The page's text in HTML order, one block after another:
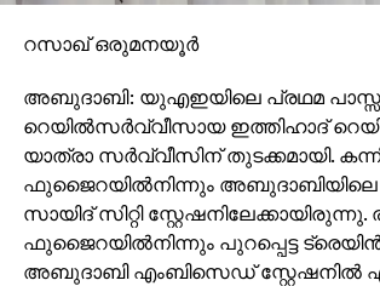
റസാഖ് ഒരുമനയൂര്‍
അബുദാബി: യുഎഇയിലെ പ്രഥമ
റെയില്‍സര്‍വ്വീസായ ഇത്തിഹാദ്
യാത്രാ സര്‍വ്വീസിന് തുടക്കമായി.
ഫുജൈറയില്‍നിന്നും അബുദാബിയിലെ
സായിദ് സിറ്റി സ്റ്റേഷനിലേക്കായിരുന്നു.
ഫുജൈറയില്‍നിന്നും പുറപ്പെട്ട ട്രെയിന്‍
അബുദാബി എംബിസെഡ് സ്റ്റേഷനില്‍